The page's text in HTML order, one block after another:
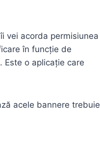
vei acorda permisiunea
în funcție de
Este o aplicație care
acele bannere trebuie